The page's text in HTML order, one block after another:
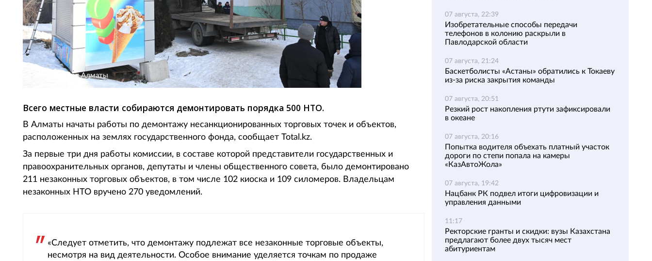
Фото: акимат Алматы
Всего местные власти собираются демонтировать порядка 500 НТО.
В Алматы начаты работы по демонтажу несанкционированных торговых точек и объектов,
расположенных на землях государственного фонда, сообщает Total.kz.
За первые три дня работы комиссии, в составе которой представители государственных и
правоохранительных органов, депутаты и члены общественного совета, было демонтировано
211 незаконных торговых объектов, в том числе 102 киоска и 109 силомеров. Владельцам
незаконных НТО вручено 270 уведомлений.
«Следует отметить, что демонтажу подлежат все незаконные торговые объекты,
несмотря на вид деятельности. Особое внимание уделяется точкам по продаже
07 августа, 22:39
Изобретательные способы передачи
телефонов в колонию раскрыли в
Павлодарской области
07 августа, 21:24
Баскетболисты «Астаны» обратились к Токаеву
из-за риска закрытия команды
07 августа, 20:51
Резкий рост накопления ртути зафиксировали
в океане
07 августа, 20:16
Попытка водителя объехать платный участок
дороги по степи попала на камеры
«КазАвтоЖола»
07 августа, 19:42
Нацбанк РК подвел итоги цифровизации и
управления данными
11:17
Ректорские гранты и скидки: вузы Казахстана
предлагают более двух тысяч мест
абитуриентам